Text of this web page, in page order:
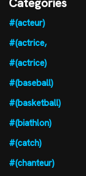
#(acteur)
#(actrice,
#(actrice)
#(baseball)
#(basketball)
#(biathlon)
#(catch)
#(chanteur)